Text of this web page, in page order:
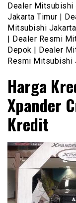
Dealer Mitsubishi
Jakarta Timur |
Mitsubishi
| Dealer Resmi
Depok | Dealer
Resmi Mitsubishi
Harga
Xpander
Kredit